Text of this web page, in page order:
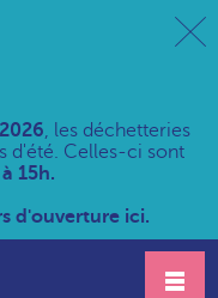
, les déchetteries
d'été. Celles-ci sont
15h.
d'ouverture ici.